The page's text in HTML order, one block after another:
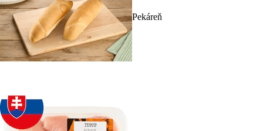
Pekáreň